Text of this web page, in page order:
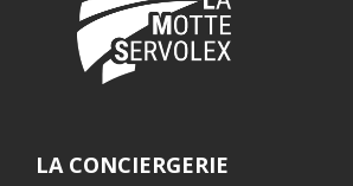
LA CONCIERGERIE